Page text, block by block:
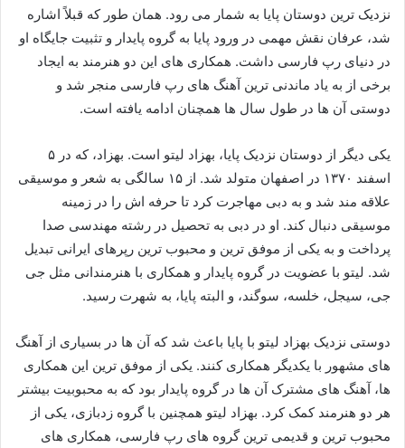
نزدیک‌ ترین دوستان پایا به شمار می‌ رود. همان‌ طور که قبلاً اشاره
شد، عرفان نقش مهمی در ورود پایا به گروه پایدار و تثبیت جایگاه او
در دنیای رپ فارسی داشت. همکاری‌ های این دو هنرمند به ایجاد
برخی از به‌ یاد ماندنی‌ ترین آهنگ‌ های رپ فارسی منجر شد و
دوستی آن‌ ها در طول سال‌ ها همچنان ادامه یافته است.
یکی دیگر از دوستان نزدیک پایا، بهزاد لیتو است. بهزاد، که در ۵
اسفند ۱۳۷۰ در اصفهان متولد شد. از ۱۵ سالگی به شعر و موسیقی
علاقه‌ مند شد و به دبی مهاجرت کرد تا حرفه‌ اش را در زمینه
موسیقی دنبال کند. او در دبی به تحصیل در رشته مهندسی صدا
پرداخت و به یکی از موفق‌ ترین و محبوب‌ ترین رپرهای ایرانی تبدیل
شد. لیتو با عضویت در گروه پایدار و همکاری با هنرمندانی مثل جی‌
جی، سیجل، خلسه، سوگند، و البته پایا، به شهرت رسید.
دوستی نزدیک بهزاد لیتو با پایا باعث شد که آن‌ ها در بسیاری از آهنگ‌
های مشهور با یکدیگر همکاری کنند. یکی از موفق‌ ترین این همکاری‌
ها، آهنگ‌ های مشترک آن‌ ها در گروه پایدار بود که به محبوبیت بیشتر
هر دو هنرمند کمک کرد. بهزاد لیتو همچنین با گروه زدبازی، یکی از
محبوب‌ ترین و قدیمی‌ ترین گروه‌ های رپ فارسی، همکاری‌ های